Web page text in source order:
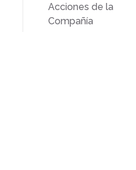
Acciones de la
Compañía